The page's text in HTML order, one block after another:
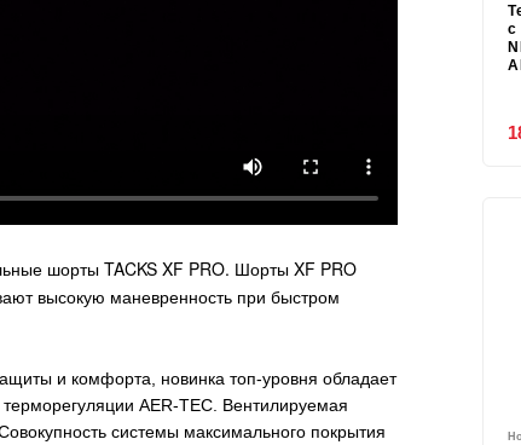
шорты TACKS XF PRO. Шорты XF PRO
высокую маневренность при быстром
и комфорта, новинка топ-уровня обладает
AER-TEC. Вентилируемая
системы максимального покрытия
с